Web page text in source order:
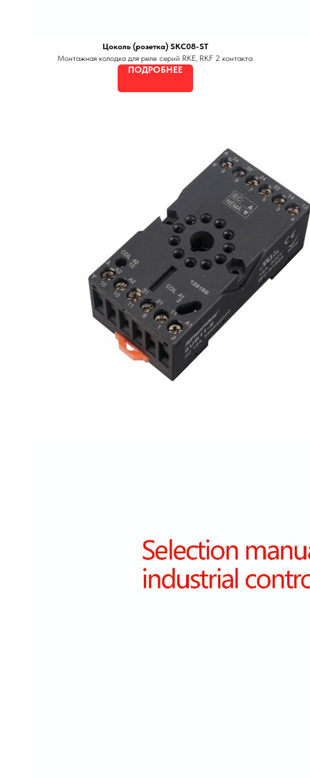
Цоколь (розетка) SKC08-ST
Монтажная колодка для реле серий RKE, RKF 2 контакта
ПОДРОБНЕЕ